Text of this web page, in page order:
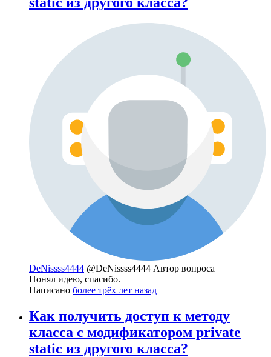
DeNissss4444 @DeNissss4444 Автор вопроса
Понял идею, спасибо.
Написано более трёх лет назад
Как получить доступ к методу
класса с модификатором private
static из другого класса?